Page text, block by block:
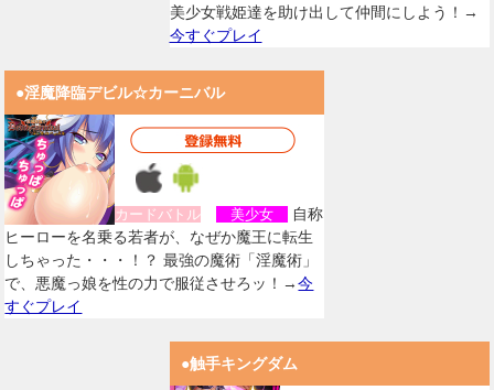
美少女戦姫達を助け出して仲間にしよう！→
今すぐプレイ
●淫魔降臨デビル☆カーニバル
カードバトル 美少女
自称
ヒーローを名乗る若者が、なぜか魔王に転生
しちゃった・・・！？ 最強の魔術「淫魔術」
で、悪魔っ娘を性の力で服従させろッ！→今
すぐプレイ
●触手キングダム